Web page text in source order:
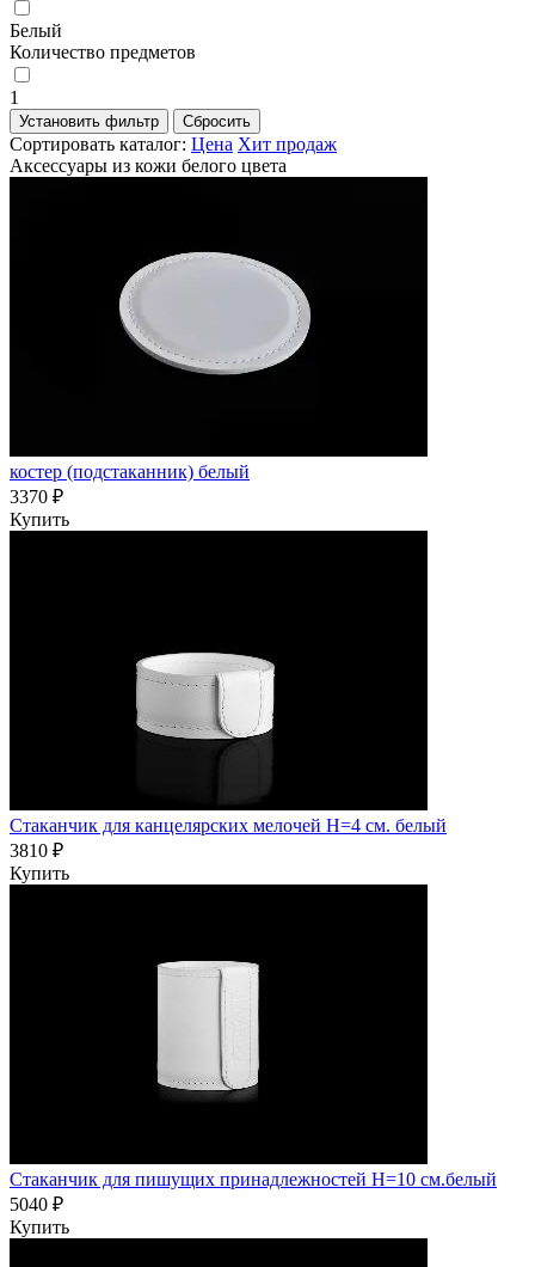
Белый
Количество предметов
1
Сортировать каталог: Цена Хит продаж
Аксессуары из кожи белого цвета
костер (подстаканник) белый
3370 ₽
Купить
Стаканчик для канцелярских мелочей H=4 см. белый
3810 ₽
Купить
Стаканчик для пишущих принадлежностей H=10 см.белый
5040 ₽
Купить